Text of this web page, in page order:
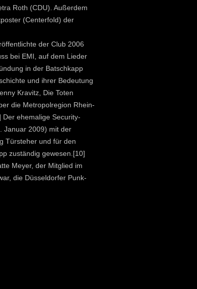
Roth (CDU). Außerdem
(Centerfold) der
der Club 2006
bei EMI, auf dem Lieder
in der Batschkapp
und ihrer Bedeutung
Kravitz, Die Toten
die Metropolregion Rhein-
ehemalige Security-
Januar 2009) mit der
Türsteher und für den
zuständig gewesen.[10]
Meyer, der Mitglied im
die Düsseldorfer Punk-